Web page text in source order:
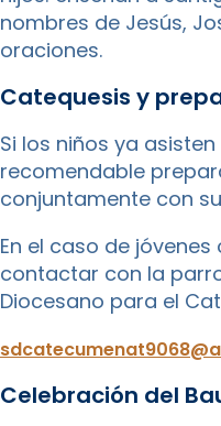
nombres de Jesús,
oraciones.
Catequesis y
Si los niños ya
recomendable
conjuntamente con
En el caso de
contactar con la
Diocesano para el
Celebración del